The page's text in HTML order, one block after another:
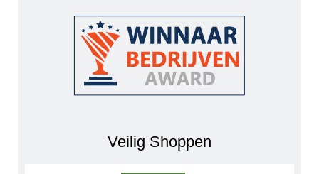
Veilig Shoppen